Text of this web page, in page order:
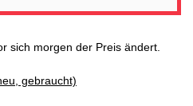
sich morgen der Preis ändert.
gebraucht)